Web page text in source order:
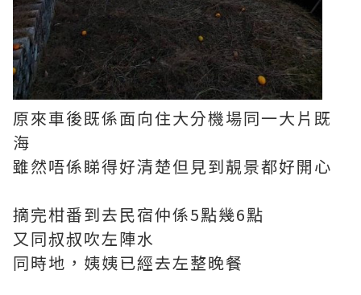
原來車後既係面向住大分機場同一大片既
海
雖然唔係睇得好清楚但見到靚景都好開心
摘完柑番到去民宿仲係5點幾6點
又同叔叔吹左陣水
同時地，姨姨已經去左整晚餐